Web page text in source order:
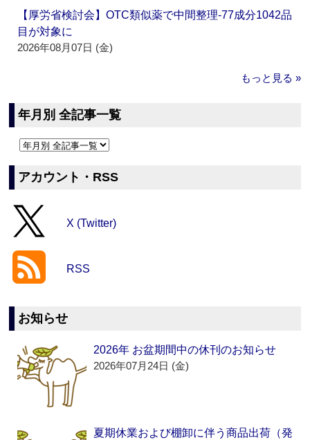
【厚労省検討会】OTC類似薬で中間整理‐77成分1042品
目が対象に
2026年08月07日 (金)
もっと見る »
年月別 全記事一覧
アカウント・RSS
X (Twitter)
RSS
お知らせ
2026年 お盆期間中の休刊のお知らせ
2026年07月24日 (金)
夏期休業および棚卸に伴う商品出荷（発